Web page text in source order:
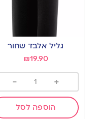
גליל אלבד שחור
₪19.90
+
-
הוספה לסל